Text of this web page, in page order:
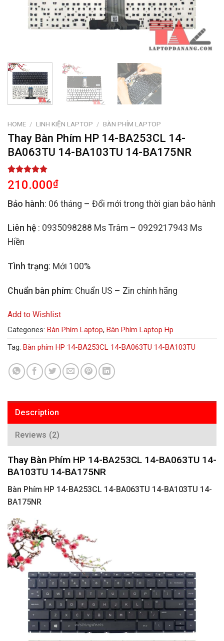
HOME / LINH KIỆN LAPTOP / BÀN PHÍM LAPTOP
Thay Bàn Phím HP 14-BA253CL 14-
BA063TU 14-BA103TU 14-BA175NR
Rated
5.00
out of 5
2
customer
210.000₫
Bảo hành: 06 tháng – Đổi mới trong thời gian bảo hành
Liên hệ : 0935098288 Ms Trâm – 0929217943 Ms
Hiền
Tình trạng: Mới 100%
Chuẩn bàn phím: Chuẩn US – Zin chính hãng
Add to Wishlist
Categories: Bàn Phím Laptop, Bàn Phím Laptop Hp
Tag: Bàn phím HP 14-BA253CL 14-BA063TU 14-BA103TU
Description
Reviews (2)
Thay Bàn Phím HP 14-BA253CL 14-BA063TU 14-
BA103TU 14-BA175NR
Bàn Phím HP 14-BA253CL 14-BA063TU 14-BA103TU 14-
BA175NR